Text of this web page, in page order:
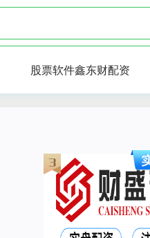
股票软件鑫东财配资